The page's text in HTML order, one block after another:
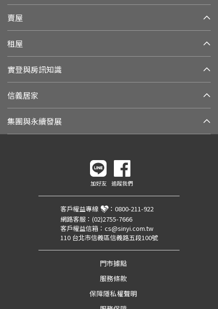
賣屋
租屋
實登與房訊知識
信義居家
集團與永續發展
加好友 追蹤我們
客戶權益專線 ： 0800-211-922
網路客服： (02)2755-7666
客戶權益信箱： cs@sinyi.com.tw
110 台北市信義區信義路五段100號
門市據點
服務條款
保障隱私權聲明